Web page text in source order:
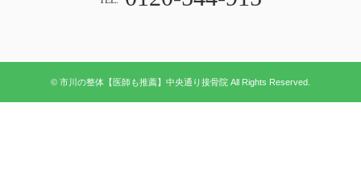
© 市川の整体【医師も推薦】中央通り接骨院 All Rights Reserved.